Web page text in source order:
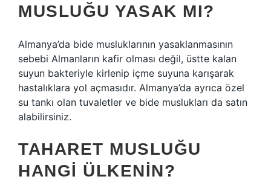
MUSLUĞU YASAK MI?
Almanya’da bide musluklarının yasaklanmasının
sebebi Almanların kafir olması değil, üstte kalan
suyun bakteriyle kirlenip içme suyuna karışarak
hastalıklara yol açmasıdır. Almanya’da ayrıca özel
su tankı olan tuvaletler ve bide muslukları da satın
alabilirsiniz.
TAHARET MUSLUĞU
HANGI ÜLKENIN?